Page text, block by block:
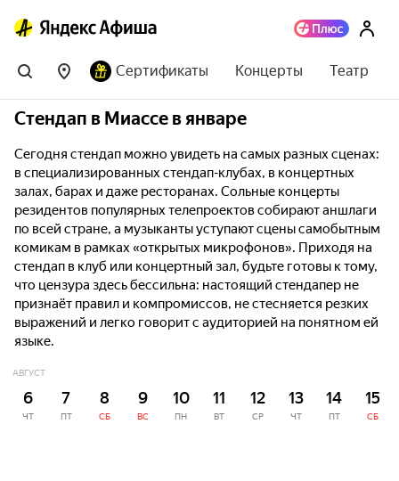
Сертификаты Концерты Театр
Стендап в Миассе в январе
Сегодня стендап можно увидеть на самых разных сценах:
в специализированных стендап-клубах, в концертных
залах, барах и даже ресторанах. Сольные концерты
резидентов популярных телепроектов собирают аншлаги
по всей стране, а музыканты уступают сцены самобытным
комикам в рамках «открытых микрофонов». Приходя на
стендап в клуб или концертный зал, будьте готовы к тому,
что цензура здесь бессильна: настоящий стендапер не
признаёт правил и компромиссов, не стесняется резких
выражений и легко говорит с аудиторией на понятном ей
языке.
АВГУСТ
6
ЧТ
7
ПТ
8
СБ
9
ВС
10
ПН
11
ВТ
12
СР
13
ЧТ
14
ПТ
15
СБ